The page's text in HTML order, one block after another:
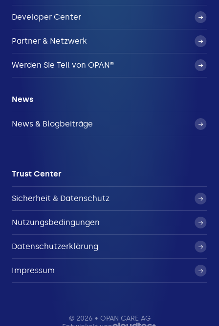
Developer Center
Partner & Netzwerk
Werden Sie Teil von OPAN®
News
News & Blogbeiträge
Trust Center
Sicherheit & Datenschutz
Nutzungsbedingungen
Datenschutzerklärung
Impressum
© 2026 • OPAN CARE AG